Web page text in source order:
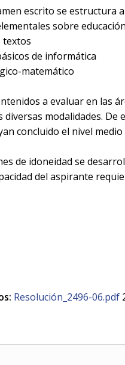
escrito se estructura
sobre
textos
de informática
matemático
a evaluar en las
diversas modalidades.
concluido el nivel
de idoneidad se
del aspirante
Resolución_2496-06.pdf